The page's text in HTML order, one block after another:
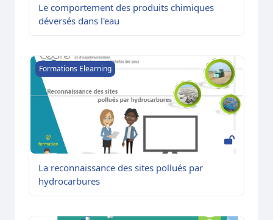
Le comportement des produits chimiques
déversés dans l'eau
La reconnaissance des sites pollués par hydrocarbures
Formations Elearning
La reconnaissance des sites pollués par
hydrocarbures